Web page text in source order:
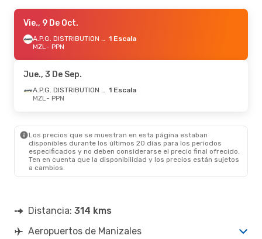
Vie., 11 De Sep.
A.P.G. DISTRIBUTION SYSTEM 1 Escala
MZL- PPN
PPN- MZL
Vie., 9 De Oct.
A.P.G. DISTRIBUTION SYSTEM 1 Escala
MZL- PPN
Jue., 3 De Sep.
A.P.G. DISTRIBUTION SYSTEM 1 Escala
MZL- PPN
Los precios que se muestran en esta página estaban
disponibles durante los últimos 20 días para los periodos
especificados y no deben considerarse el precio final ofrecido.
Ten en cuenta que la disponibilidad y los precios están sujetos
a cambios.
Distancia: 314 kms
Aeropuertos de Manizales